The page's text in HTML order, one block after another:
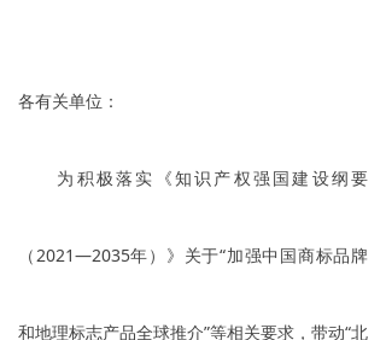
各有关单位：
为积极落实《知识产权强国建设纲要
（2021—2035年）》关于“加强中国商标品牌
和地理标志产品全球推介”等相关要求，带动“北